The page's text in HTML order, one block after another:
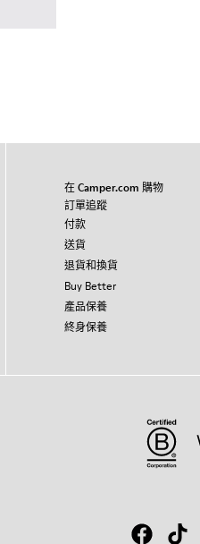
在 Camper.com 購物
訂單追蹤
付款
送貨
退貨和換貨
Buy Better
產品保養
終身保養